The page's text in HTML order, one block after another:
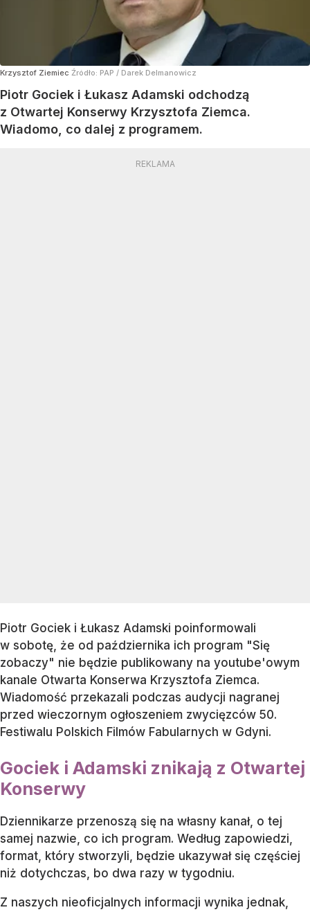
Krzysztof Ziemiec Źródło: PAP / Darek Delmanowicz
Piotr Gociek i Łukasz Adamski odchodzą
z Otwartej Konserwy Krzysztofa Ziemca.
Wiadomo, co dalej z programem.
Piotr Gociek i Łukasz Adamski poinformowali
w sobotę, że od października ich program "Się
zobaczy" nie będzie publikowany na youtube'owym
kanale Otwarta Konserwa Krzysztofa Ziemca.
Wiadomość przekazali podczas audycji nagranej
przed wieczornym ogłoszeniem zwycięzców 50.
Festiwalu Polskich Filmów Fabularnych w Gdyni.
Gociek i Adamski znikają z Otwartej
Konserwy
Dziennikarze przenoszą się na własny kanał, o tej
samej nazwie, co ich program. Według zapowiedzi,
format, który stworzyli, będzie ukazywał się częściej
niż dotychczas, bo dwa razy w tygodniu.
Z naszych nieoficjalnych informacji wynika jednak,